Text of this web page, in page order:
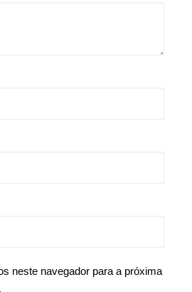
neste navegador para a próxima